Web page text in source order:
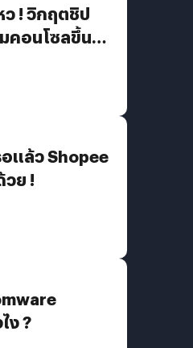
ว ! วิกฤตชิป
คอนโซลขึ้น
อแล้ว Shopee
ย !
ง ?